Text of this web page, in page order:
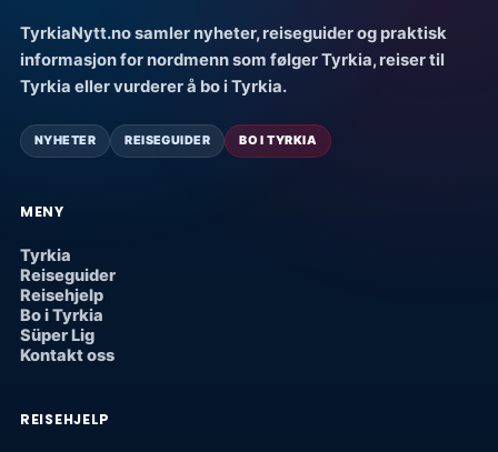
TyrkiaNytt.no samler nyheter, reiseguider og praktisk
informasjon for nordmenn som følger Tyrkia, reiser til
Tyrkia eller vurderer å bo i Tyrkia.
NYHETER REISEGUIDER BO I TYRKIA
MENY
Tyrkia
Reiseguider
Reisehjelp
Bo i Tyrkia
Süper Lig
Kontakt oss
REISEHJELP